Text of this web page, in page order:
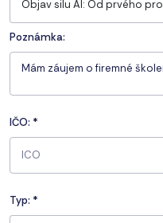
Poznámka:
IČO: *
Typ: *